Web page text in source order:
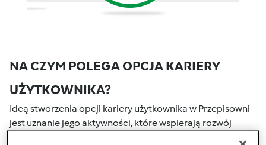
NA CZYM POLEGA OPCJA KARIERY
UŻYTKOWNIKA?
Ideą stworzenia opcji kariery użytkownika w Przepisowni
jest uznanie jego aktywności, które wspierają rozwój